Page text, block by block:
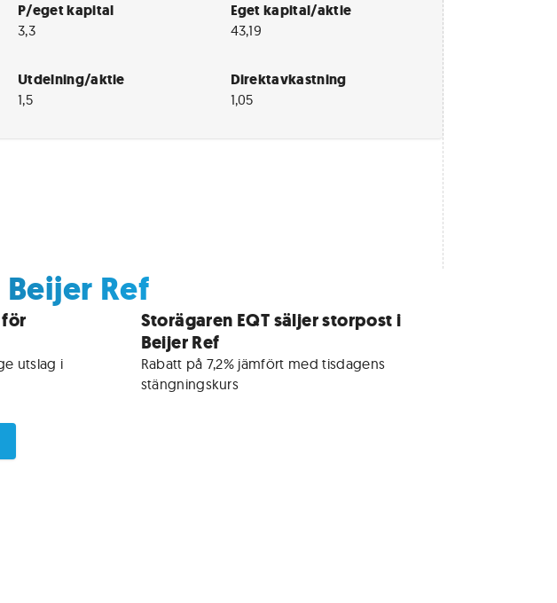
P/eget kapital
3,3
Eget kapital/aktie
43,19
Utdelning/aktie
1,5
Direktavkastning
1,05
Ref
utslag i
Storägaren EQT säljer storpost i
Beijer Ref
Rabatt på 7,2% jämfört med tisdagens
stängningskurs